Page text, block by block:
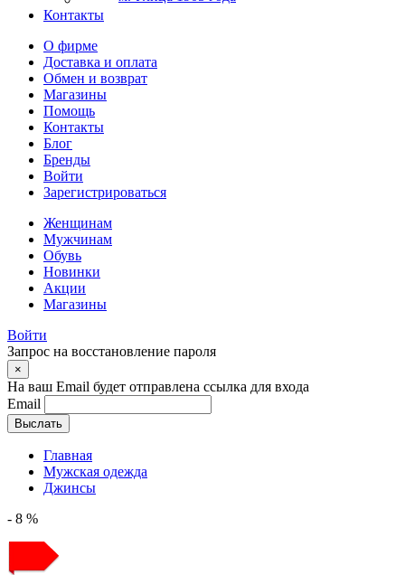
Контакты
О фирме
Доставка и оплата
Обмен и возврат
Магазины
Помощь
Контакты
Блог
Бренды
Войти
Зарегистрироваться
Женщинам
Мужчинам
Обувь
Новинки
Акции
Магазины
Войти
Запрос на восстановление пароля
×
На ваш Email будет отправлена ссылка для входа
Email
Выслать
Главная
Мужская одежда
Джинсы
- 8 %